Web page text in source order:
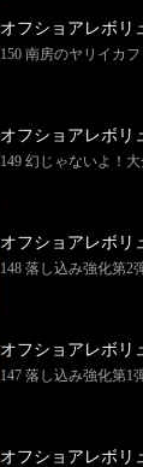
オフショアレボリ
150 南房のヤリイカ
オフショアレボリ
149 幻じゃないよ！
オフショアレボリ
148 落し込み強化第2
オフショアレボリ
147 落し込み強化第1
オフショアレボリ